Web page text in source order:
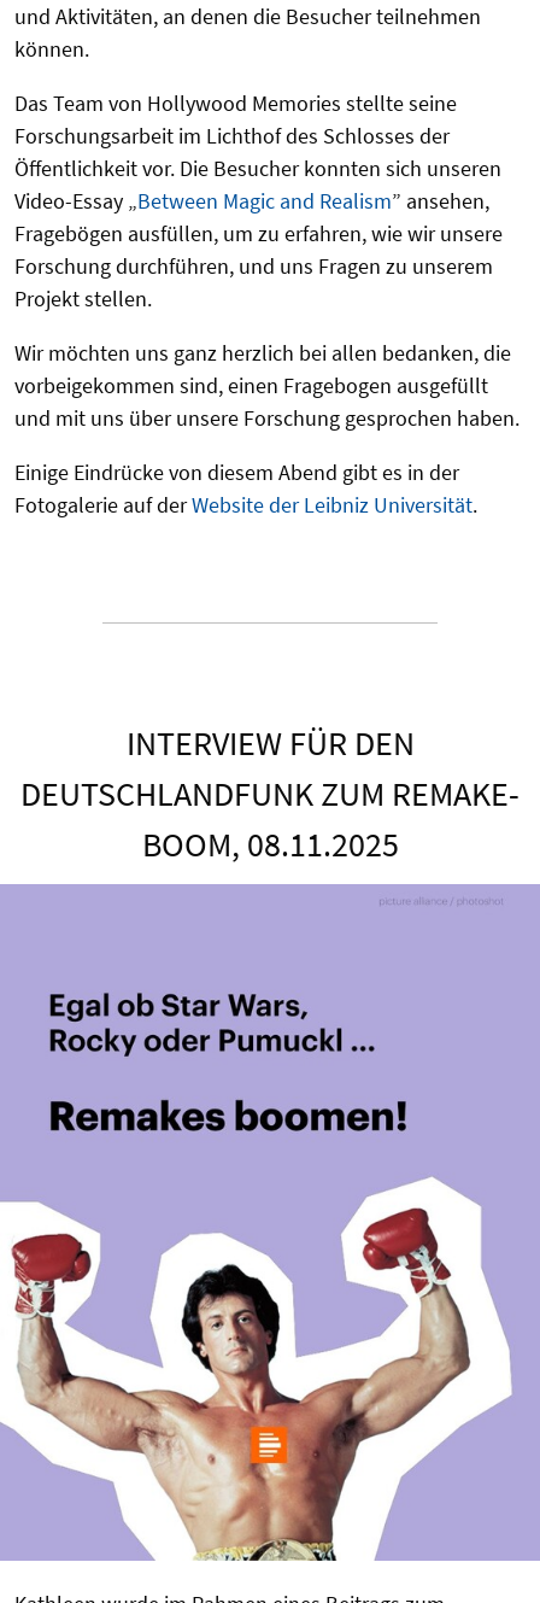
und Aktivitäten, an denen die Besucher teilnehmen
können.
Das Team von Hollywood Memories stellte seine
Forschungsarbeit im Lichthof des Schlosses der
Öffentlichkeit vor. Die Besucher konnten sich unseren
Video-Essay „Between Magic and Realism” ansehen,
Fragebögen ausfüllen, um zu erfahren, wie wir unsere
Forschung durchführen, und uns Fragen zu unserem
Projekt stellen.
Wir möchten uns ganz herzlich bei allen bedanken, die
vorbeigekommen sind, einen Fragebogen ausgefüllt
und mit uns über unsere Forschung gesprochen haben.
Einige Eindrücke von diesem Abend gibt es in der
Fotogalerie auf derWebsite der Leibniz Universität.
INTERVIEW FÜR DEN
DEUTSCHLANDFUNK ZUM REMAKE-
BOOM, 08.11.2025